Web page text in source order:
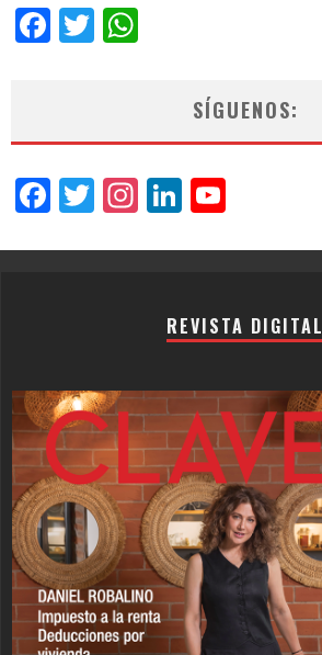
Facebook
Twitter
SÍGUENOS:
Facebook
Twitter
Instagram
LinkedIn
REVISTA DIGITAL